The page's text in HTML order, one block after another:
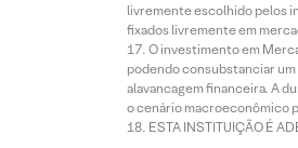
livremente escolhido pelos
fixados livremente em
O investimento em
podendo consubstanciar
alavancagem financeira. A
o cenário macroeconômico
ESTA INSTITUIÇÃO É